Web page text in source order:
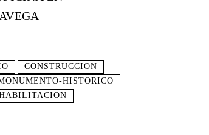
CONSTRUCCION
HISTORICO